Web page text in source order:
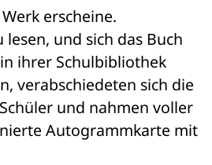
erscheine.
und sich das Buch
ihrer Schulbibliothek
verabschiedeten sich die
und nahmen voller
Autogrammkarte mit